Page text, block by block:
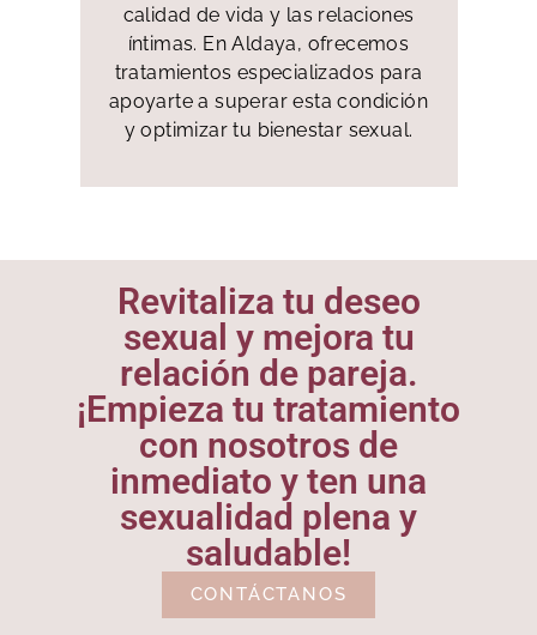
calidad de vida y las relaciones
íntimas. En Aldaya, ofrecemos
tratamientos especializados para
apoyarte a superar esta condición
y optimizar tu bienestar sexual.
Revitaliza tu deseo
sexual y mejora tu
relación de pareja.
¡Empieza tu tratamiento
con nosotros de
inmediato y ten una
sexualidad plena y
saludable!
CONTÁCTANOS